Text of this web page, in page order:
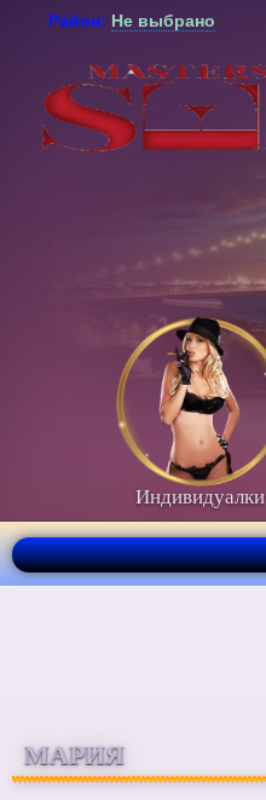
Район: Не выбрано
Индивидуалки
МАРИЯ